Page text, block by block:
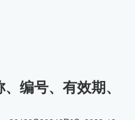
编号、有效期、